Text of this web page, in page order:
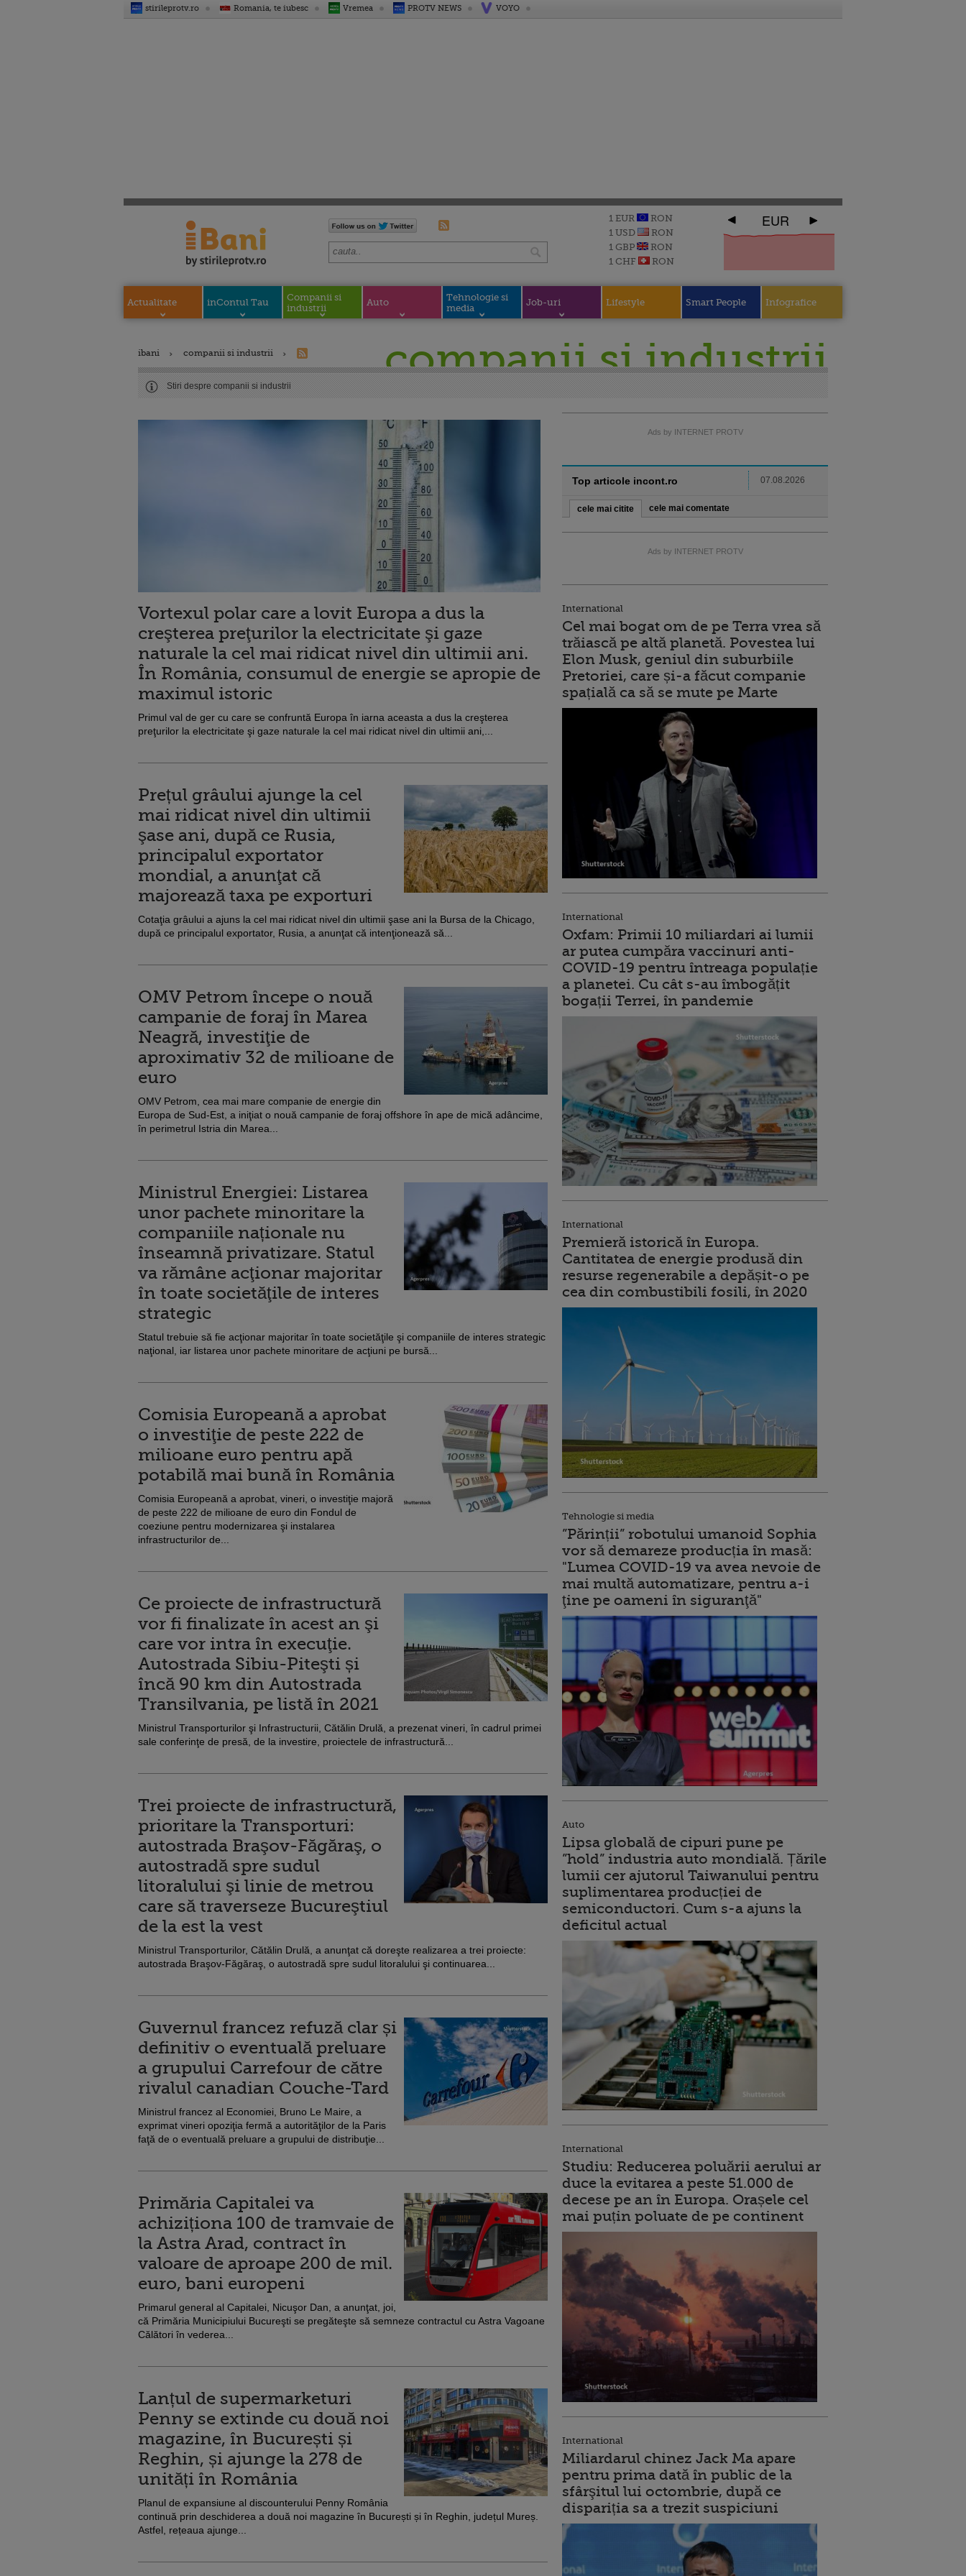
stirileprotv.ro Romania, te iubesc Vremea PROTV NEWS VOYO
1 EUR
RON
1 USD
RON
1 GBP
RON
1 CHF
RON
EUR
Actualitate inContul Tau
Companii si
industrii
Auto
Tehnologie si
media
Job-uri Lifestyle Smart People Infografice
ibani companii si industrii companii si industrii
Stiri despre companii si industrii
Vortexul polar care a lovit Europa a dus la
creşterea preţurilor la electricitate şi gaze
naturale la cel mai ridicat nivel din ultimii ani.
În România, consumul de energie se apropie de
maximul istoric
Primul val de ger cu care se confruntă Europa în iarna aceasta a dus la creşterea
preţurilor la electricitate şi gaze naturale la cel mai ridicat nivel din ultimii ani,...
Prețul grâului ajunge la cel
mai ridicat nivel din ultimii
şase ani, după ce Rusia,
principalul exportator
mondial, a anunţat că
majorează taxa pe exporturi
Cotaţia grâului a ajuns la cel mai ridicat nivel din ultimii şase ani la Bursa de la Chicago,
după ce principalul exportator, Rusia, a anunţat că intenţionează să...
OMV Petrom începe o nouă
campanie de foraj în Marea
Neagră, investiţie de
aproximativ 32 de milioane de
euro
OMV Petrom, cea mai mare companie de energie din
Europa de Sud-Est, a iniţiat o nouă campanie de foraj offshore în ape de mică adâncime,
în perimetrul Istria din Marea...
Ministrul Energiei: Listarea
unor pachete minoritare la
companiile naționale nu
înseamnă privatizare. Statul
va rămâne acţionar majoritar
în toate societăţile de interes
strategic
Statul trebuie să fie acţionar majoritar în toate societăţile şi companiile de interes strategic
naţional, iar listarea unor pachete minoritare de acţiuni pe bursă...
Comisia Europeană a aprobat
o investiţie de peste 222 de
milioane euro pentru apă
potabilă mai bună în România
Comisia Europeană a aprobat, vineri, o investiţie majoră
de peste 222 de milioane de euro din Fondul de
coeziune pentru modernizarea şi instalarea
infrastructurilor de...
Ce proiecte de infrastructură
vor fi finalizate în acest an şi
care vor intra în execuţie.
Autostrada Sibiu-Piteşti și
încă 90 km din Autostrada
Transilvania, pe listă în 2021
Ministrul Transporturilor şi Infrastructurii, Cătălin Drulă, a prezenat vineri, în cadrul primei
sale conferinţe de presă, de la investire, proiectele de infrastructură...
Trei proiecte de infrastructură,
prioritare la Transporturi:
autostrada Braşov-Făgăraş, o
autostradă spre sudul
litoralului şi linie de metrou
care să traverseze Bucureştiul
de la est la vest
Ministrul Transporturilor, Cătălin Drulă, a anunţat că doreşte realizarea a trei proiecte:
autostrada Braşov-Făgăraş, o autostradă spre sudul litoralului şi continuarea...
Guvernul francez refuză clar și
definitiv o eventuală preluare
a grupului Carrefour de către
rivalul canadian Couche-Tard
Ministrul francez al Economiei, Bruno Le Maire, a
exprimat vineri opoziţia fermă a autorităţilor de la Paris
faţă de o eventuală preluare a grupului de distribuţie...
Primăria Capitalei va
achiziționa 100 de tramvaie de
la Astra Arad, contract în
valoare de aproape 200 de mil.
euro, bani europeni
Primarul general al Capitalei, Nicuşor Dan, a anunţat, joi,
că Primăria Municipiului Bucureşti se pregăteşte să semneze contractul cu Astra Vagoane
Călători în vederea...
Lanțul de supermarketuri
Penny se extinde cu două noi
magazine, în București și
Reghin, și ajunge la 278 de
unități în România
Planul de expansiune al discounterului Penny România
continuă prin deschiderea a două noi magazine în București și în Reghin, județul Mureș.
Astfel, rețeaua ajunge...
Ads by INTERNET PROTV
Top articole incont.ro 07.08.2026
cele mai citite cele mai comentate
Ads by INTERNET PROTV
International
Cel mai bogat om de pe Terra vrea să
trăiască pe altă planetă. Povestea lui
Elon Musk, geniul din suburbiile
Pretoriei, care și-a făcut companie
spațială ca să se mute pe Marte
International
Oxfam: Primii 10 miliardari ai lumii
ar putea cumpăra vaccinuri anti-
COVID-19 pentru întreaga populație
a planetei. Cu cât s-au îmbogățit
bogații Terrei, în pandemie
International
Premieră istorică în Europa.
Cantitatea de energie produsă din
resurse regenerabile a depășit-o pe
cea din combustibili fosili, în 2020
Tehnologie si media
”Părinții” robotului umanoid Sophia
vor să demareze producția în masă:
"Lumea COVID-19 va avea nevoie de
mai multă automatizare, pentru a-i
ţine pe oameni în siguranţă"
Auto
Lipsa globală de cipuri pune pe
”hold” industria auto mondială. Țările
lumii cer ajutorul Taiwanului pentru
suplimentarea producției de
semiconductori. Cum s-a ajuns la
deficitul actual
International
Studiu: Reducerea poluării aerului ar
duce la evitarea a peste 51.000 de
decese pe an în Europa. Orașele cel
mai puțin poluate de pe continent
International
Miliardarul chinez Jack Ma apare
pentru prima dată în public de la
sfârşitul lui octombrie, după ce
dispariția sa a trezit suspiciuni